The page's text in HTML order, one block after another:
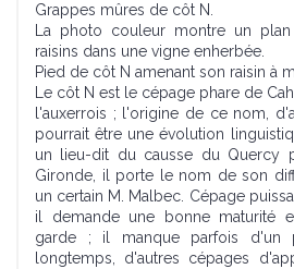
Grappes mûres de côt N.
La photo couleur montre un
raisins dans une vigne enherbée.
Pied de côt N amenant son raisin à
Le côt N est le cépage phare de
l'auxerrois ; l'origine de ce nom,
pourrait être une évolution
un lieu-dit du causse du Quercy
Gironde, il porte le nom de son
un certain M. Malbec. Cépage
il demande une bonne maturité
garde ; il manque parfois d'un
longtemps, d'autres cépages